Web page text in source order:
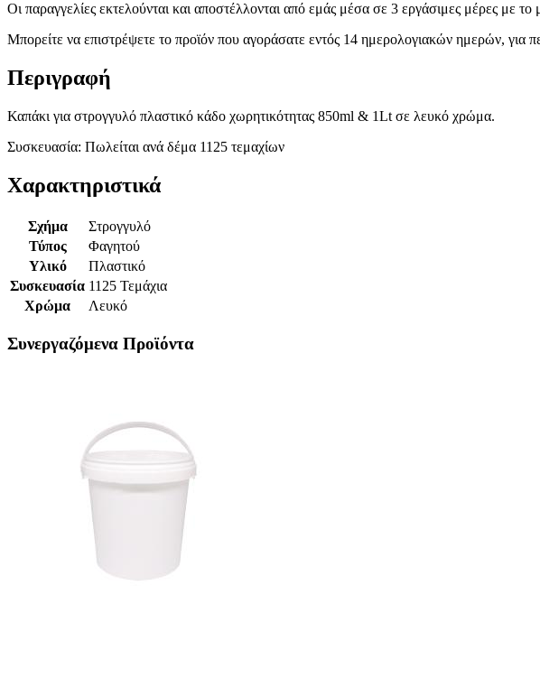
Οι παραγγελίες εκτελούνται και αποστέλλονται από εμάς μέσα σε 3 εργάσιμες μέρες με
Μπορείτε να επιστρέψετε το προϊόν που αγοράσατε εντός 14 ημερολογιακών ημερών, για
Περιγραφή
Καπάκι για στρογγυλό πλαστικό κάδο χωρητικότητας 850ml & 1Lt σε λευκό χρώμα.
Συσκευασία: Πωλείται ανά δέμα 1125 τεμαχίων
Χαρακτηριστικά
Σχήμα
Στρογγυλό
Τύπος
Φαγητού
Υλικό
Πλαστικό
Συσκευασία 1125 Τεμάχια
Χρώμα
Λευκό
Συνεργαζόμενα Προϊόντα